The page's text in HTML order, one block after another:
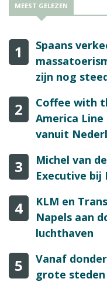
MEEST GELEZEN
1
Spaans
zijn nog
2
Coffee with
America
vanuit
3
Michel van
Executive bij
4
KLM en
Napels aan
luchthaven
5
Vanaf
grote